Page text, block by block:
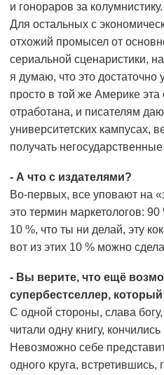
и гонораров за
Для остальных с
отхожий промысел от
сериальной сценаристики,
я думаю, что это достаточно
просто в той же Америке эта
отработана, и писателям
университетских кампусах,
получать
- А что с издателями?
Во-первых, все уповают на
это термин маркетологов:
10 %, что ты ни делай, эту
вот из этих 10 % можно
- Вы верите, что ещё
супербестселлер,
С одной стороны, слава
читали одну книгу,
Невозможно себе
одного круга, встретившись,